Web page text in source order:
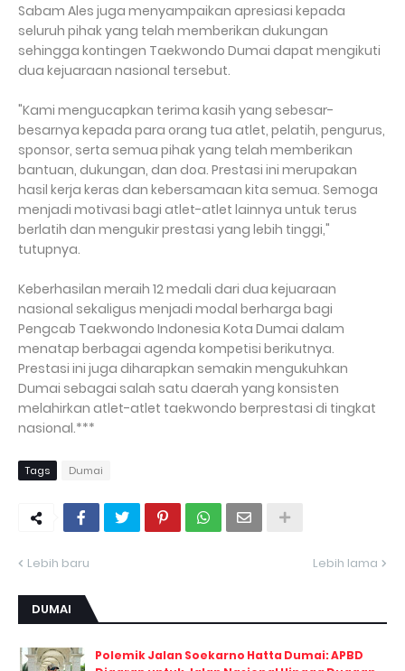
Sabam Ales juga menyampaikan apresiasi kepada
seluruh pihak yang telah memberikan dukungan
sehingga kontingen Taekwondo Dumai dapat mengikuti
dua kejuaraan nasional tersebut.
"Kami mengucapkan terima kasih yang sebesar-
besarnya kepada para orang tua atlet, pelatih, pengurus,
sponsor, serta semua pihak yang telah memberikan
bantuan, dukungan, dan doa. Prestasi ini merupakan
hasil kerja keras dan kebersamaan kita semua. Semoga
menjadi motivasi bagi atlet-atlet lainnya untuk terus
berlatih dan mengukir prestasi yang lebih tinggi,"
tutupnya.
Keberhasilan meraih 12 medali dari dua kejuaraan
nasional sekaligus menjadi modal berharga bagi
Pengcab Taekwondo Indonesia Kota Dumai dalam
menatap berbagai agenda kompetisi berikutnya.
Prestasi ini juga diharapkan semakin mengukuhkan
Dumai sebagai salah satu daerah yang konsisten
melahirkan atlet-atlet taekwondo berprestasi di tingkat
nasional.***
Tags Dumai
Lebih baru Lebih lama
DUMAI
Polemik Jalan Soekarno Hatta Dumai: APBD